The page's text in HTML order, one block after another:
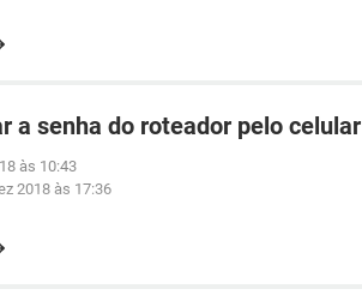
a senha do roteador pelo celular
às 10:43
2018 às 17:36